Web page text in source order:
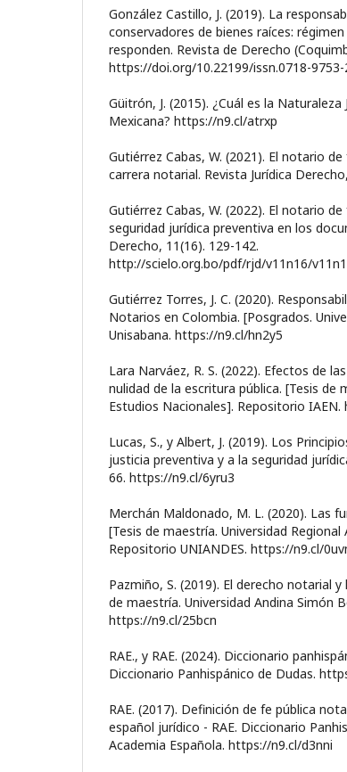
González Castillo, J. (2019). La
conservadores de bienes raíces:
responden. Revista de Derecho
https://doi.org/10.22199/issn.0718-
Güitrón, J. (2015). ¿Cuál es la
Mexicana? https://n9.cl/atrxp
Gutiérrez Cabas, W. (2021). El notario
carrera notarial. Revista Jurídica
Gutiérrez Cabas, W. (2022). El notario
seguridad jurídica preventiva en los
Derecho, 11(16). 129-142.
http://scielo.org.bo/pdf/rjd/v11n16/
Gutiérrez Torres, J. C. (2020).
Notarios en Colombia. [Posgrados.
Unisabana. https://n9.cl/hn2y5
Lara Narváez, R. S. (2022). Efectos de
nulidad de la escritura pública. [Tesis
Estudios Nacionales]. Repositorio
Lucas, S., y Albert, J. (2019). Los
justicia preventiva y a la seguridad
66. https://n9.cl/6yru3
Merchán Maldonado, M. L. (2020). Las
[Tesis de maestría. Universidad
Repositorio UNIANDES. https://n9.cl/
Pazmiño, S. (2019). El derecho notarial
de maestría. Universidad Andina Simón
https://n9.cl/25bcn
RAE., y RAE. (2024). Diccionario
Diccionario Panhispánico de Dudas.
RAE. (2017). Definición de fe pública
español jurídico - RAE. Diccionario
Academia Española. https://n9.cl/d3nni